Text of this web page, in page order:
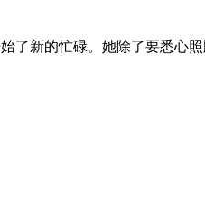
新的忙碌。她除了要悉心